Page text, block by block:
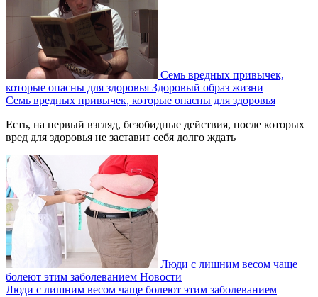
Семь вредных привычек,
которые опасны для здоровья Здоровый образ жизни
Семь вредных привычек, которые опасны для здоровья
Есть, на первый взгляд, безобидные действия, после которых
вред для здоровья не заставит себя долго ждать
Люди с лишним весом чаще
болеют этим заболеванием Новости
Люди с лишним весом чаще болеют этим заболеванием